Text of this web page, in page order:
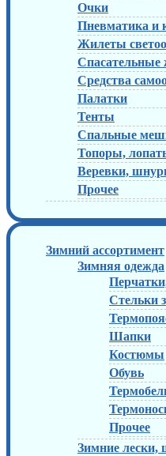
Очки
Пневматика и
Жилеты
Спасательные
Средства
Палатки
Тенты
Спальные
Топоры,
Веревки,
Прочее
Зимний ассортимент
Зимняя одежда
Стельки
Шапки
Костюмы
Обувь
Прочее
Зимние лески,